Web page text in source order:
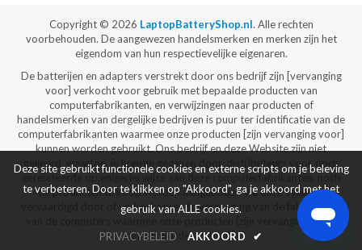
Copyright © 2026 LaptopBatteryShop.nl. Alle rechten
voorbehouden. De aangewezen handelsmerken en merken zijn het
eigendom van hun respectievelijke eigenaren.
De batterijen en adapters verstrekt door ons bedrijf zijn [vervanging
voor] verkocht voor gebruik met bepaalde producten van
computerfabrikanten, en verwijzingen naar producten of
handelsmerken van dergelijke bedrijven is puur ter identificatie van de
computerfabrikanten waarmee onze producten [zijn vervanging voor]
kunnen worden gebruikt. Ons bedrijf en deze Website zijn niet
gelieerd, waartoe, in licentie gegeven door, distributeurs voor, noch
gerelateerde op enigerlei wijze aan deze computerfabrikanten, noch
de producten te koop worden aangeboden via onze Website
vervaardigd door of verkocht met de vergunning van de fabrikanten
van de computers waarmee onze producten [zijn vervanging voor]
kunnen worden gebruikt.
Deze site gebruikt functionele cookies en externe scripts om je beleving
te verbeteren. Door te klikken op "Akkoord", ga je akkoord met het
gebruik van ALLE cookies.
PRIVACYBELEID AKKOORD ✔